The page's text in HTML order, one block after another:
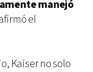
manejó
el
Kaiser no solo